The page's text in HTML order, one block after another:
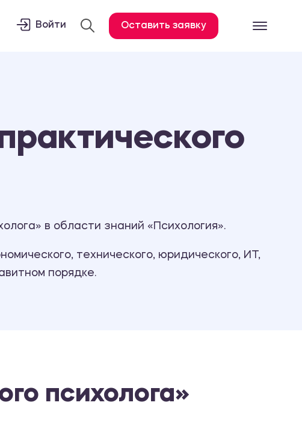
Курсовая работа
Дневник по практике
Войти Оставить заявку
в области знаний «Психология».
технического, юридического, ИТ,
порядке.
психолога»